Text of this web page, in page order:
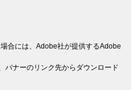
合には、Adobe社が提供するAdobe
バナーのリンク先からダウンロード